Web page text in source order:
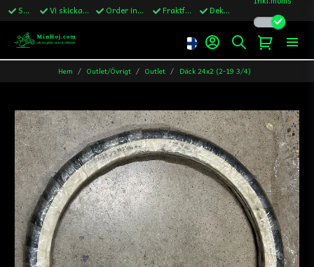
Snabba leveranser Vi skickar till Sverige,Danmark & Finland Order innan kl.13 skickas samma vardag Fraktfritt över 1200kr till Sverige Dekaler ingår i alla ordrar
Hem Outlet/Övrigt Outlet Däck 24x2 (2-19 3/4)